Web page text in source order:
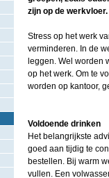
zijn op de werkvloer.
Stress op het werk
verminderen. In de
leggen. Wel worden
op het werk. Om te
worden op kantoor,
Voldoende drinken
Het belangrijkste
goed aan tijdig te
bestellen. Bij warm
vullen. Een